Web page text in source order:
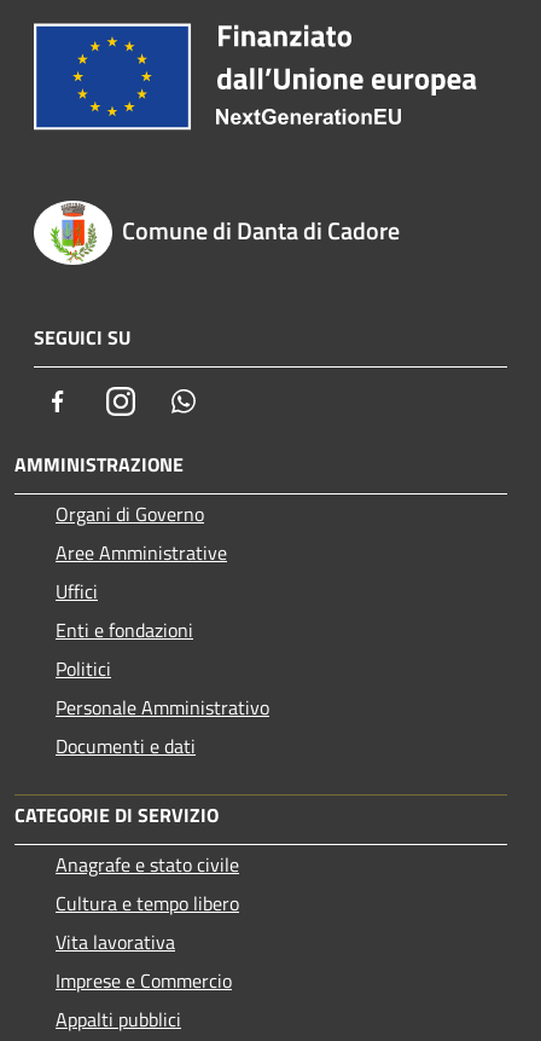
Comune di Danta di Cadore
SEGUICI SU
FacebookInstagram
AMMINISTRAZIONE
Organi di Governo
Aree Amministrative
Uffici
Enti e fondazioni
Politici
Personale Amministrativo
Documenti e dati
CATEGORIE DI SERVIZIO
Anagrafe e stato civile
Cultura e tempo libero
Vita lavorativa
Imprese e Commercio
Appalti pubblici